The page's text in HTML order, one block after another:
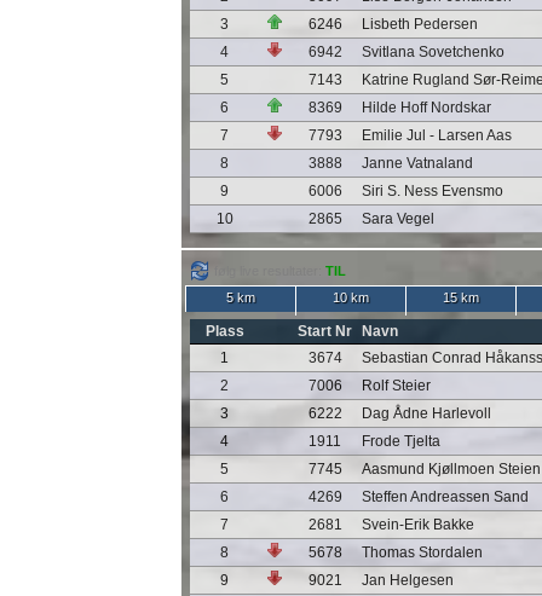
3
6246
Lisbeth Pedersen
4
6942
Svitlana Sovetchenko
5
7143
Katrine Rugland Sør-
6
8369
Hilde Hoff Nordskar
7
7793
Emilie Jul - Larsen Aas
8
3888
Janne Vatnaland
9
6006
Siri S. Ness Evensmo
10
2865 Sara Vegel
TIL
5 km
10 km 15 km
Plass Start Nr
Navn
1
3674
Sebastian Conrad
2
7006
Rolf Steier
3
6222
Dag Ådne Harlevoll
4
1911
Frode Tjelta
5
7745
Aasmund Kjøllmoen Steien
6
4269
Steffen Andreassen Sand
7
2681
Svein-Erik Bakke
8
5678
Thomas Stordalen
9
9021
Jan Helgesen